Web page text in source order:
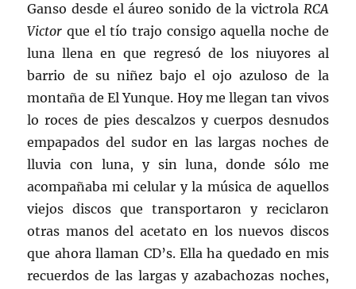
Ganso desde el áureo sonido de la victrola RCA
Victor que el tío trajo consigo aquella noche de
luna llena en que regresó de los niuyores al
barrio de su niñez bajo el ojo azuloso de la
montaña de El Yunque. Hoy me llegan tan vivos
lo roces de pies descalzos y cuerpos desnudos
empapados del sudor en las largas noches de
lluvia con luna, y sin luna, donde sólo me
acompañaba mi celular y la música de aquellos
viejos discos que transportaron y reciclaron
otras manos del acetato en los nuevos discos
que ahora llaman CD’s. Ella ha quedado en mis
recuerdos de las largas y azabachozas noches,